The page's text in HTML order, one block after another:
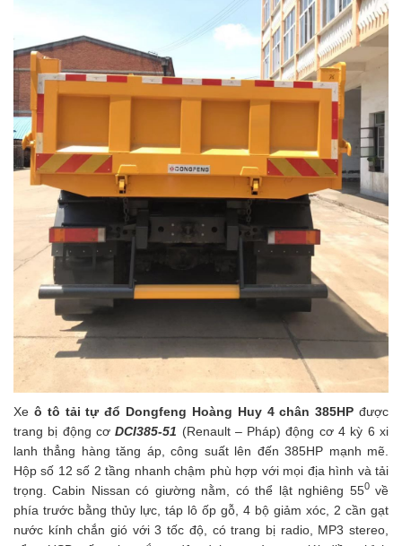
Xe ô tô tải tự đổ Dongfeng Hoàng Huy 4 chân 385HP được
trang bị động cơDCI385-51 (Renault – Pháp) động cơ 4 kỳ 6 xi
lanh thẳng hàng tăng áp, công suất lên đến 385HP mạnh mẽ.
Hộp số 12 số 2 tầng nhanh chậm phù hợp với mọi địa hình và tải
trọng. Cabin Nissan có giường nằm, có thể lật nghiêng 550về
phía trước bằng thủy lực, táp lô ốp gỗ, 4 bộ giảm xóc, 2 cần gạt
nước kính chắn gió với 3 tốc độ, có trang bị radio, MP3 stereo,